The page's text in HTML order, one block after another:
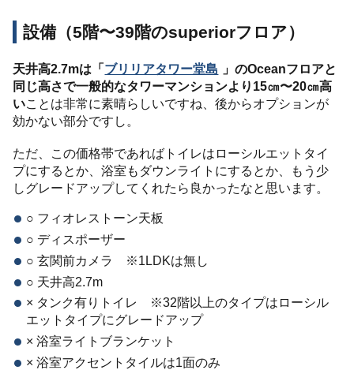
設備（5階〜39階のsuperiorフロア）
天井高2.7mは「ブリリアタワー堂島
」のOceanフロアと
同じ高さで一般的なタワーマンションより15㎝〜20㎝高
いことは非常に素晴らしいですね、後からオプションが
効かない部分ですし。
ただ、この価格帯であればトイレはローシルエットタイ
プにするとか、浴室もダウンライトにするとか、もう少
しグレードアップしてくれたら良かったなと思います。
○ フィオレストーン天板
○ ディスポーザー
○ 玄関前カメラ ※1LDKは無し
○ 天井高2.7m
× タンク有りトイレ ※32階以上のタイプはローシル
エットタイプにグレードアップ
× 浴室ライトブランケット
× 浴室アクセントタイルは1面のみ